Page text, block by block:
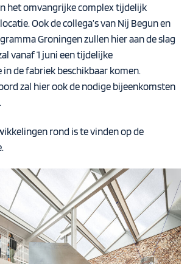
het omvangrijke complex tijdelijk
Ook de collega’s van Nij Begun en
Groningen zullen hier aan de slag
vanaf 1 juni een tijdelijke
de fabriek beschikbaar komen.
zal hier ook de nodige bijeenkomsten
rond is te vinden op de
.